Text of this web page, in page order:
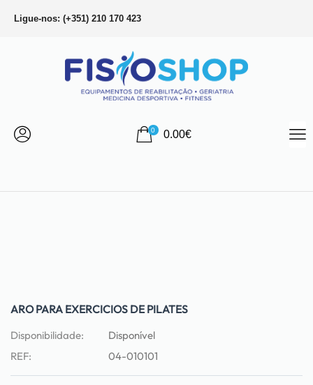
Ligue-nos: (+351) 210 170 423
0 0.00€
ARO PARA EXERCICIOS DE PILATES
Disponibilidade:
Disponível
REF:
04-010101